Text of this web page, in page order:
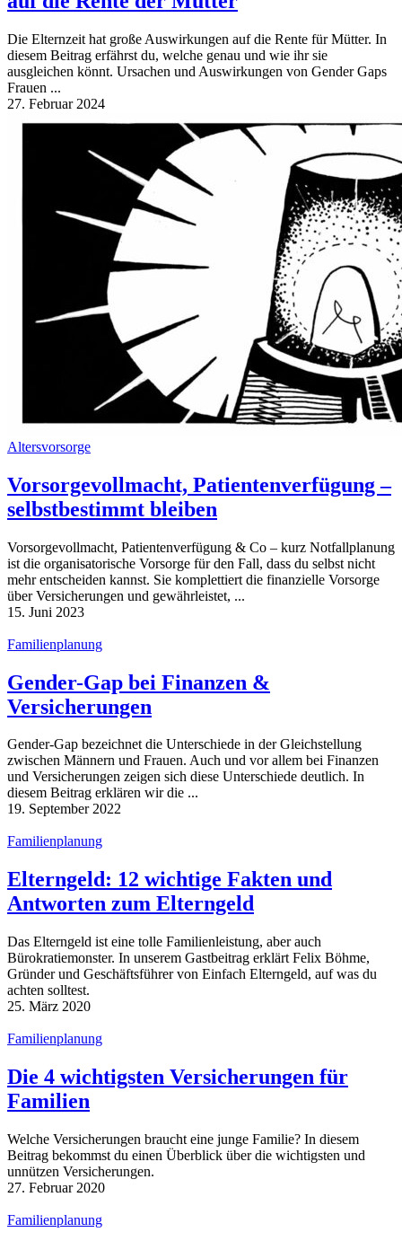
Die Elternzeit hat große Auswirkungen auf die Rente für Mütter. In
diesem Beitrag erfährst du, welche genau und wie ihr sie
ausgleichen könnt. Ursachen und Auswirkungen von Gender Gaps
Frauen ...
27. Februar 2024
Altersvorsorge
Vorsorgevollmacht, Patientenverfügung –
selbstbestimmt bleiben
Vorsorgevollmacht, Patientenverfügung & Co – kurz Notfallplanung
ist die organisatorische Vorsorge für den Fall, dass du selbst nicht
mehr entscheiden kannst. Sie komplettiert die finanzielle Vorsorge
über Versicherungen und gewährleistet, ...
15. Juni 2023
Familienplanung
Gender-Gap bei Finanzen &
Versicherungen
Gender-Gap bezeichnet die Unterschiede in der Gleichstellung
zwischen Männern und Frauen. Auch und vor allem bei Finanzen
und Versicherungen zeigen sich diese Unterschiede deutlich. In
diesem Beitrag erklären wir die ...
19. September 2022
Familienplanung
Elterngeld: 12 wichtige Fakten und
Antworten zum Elterngeld
Das Elterngeld ist eine tolle Familienleistung, aber auch
Bürokratiemonster. In unserem Gastbeitrag erklärt Felix Böhme,
Gründer und Geschäftsführer von Einfach Elterngeld, auf was du
achten solltest.
25. März 2020
Familienplanung
Die 4 wich­tigs­ten Ver­si­che­run­gen für
Familien
Welche Versicherungen braucht eine junge Familie? In diesem
Beitrag bekommst du einen Überblick über die wichtigsten und
unnützen Versicherungen.
27. Februar 2020
Familienplanung